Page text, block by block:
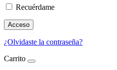
Recuérdame
Acceso
¿Olvidaste la contraseña?
Carrito